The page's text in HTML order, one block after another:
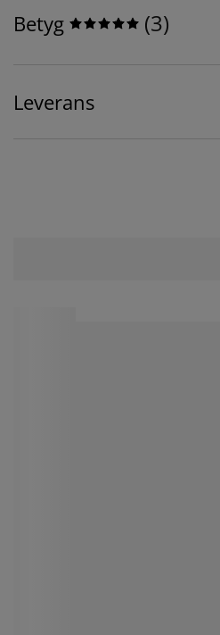
Betyg (3)
Leverans